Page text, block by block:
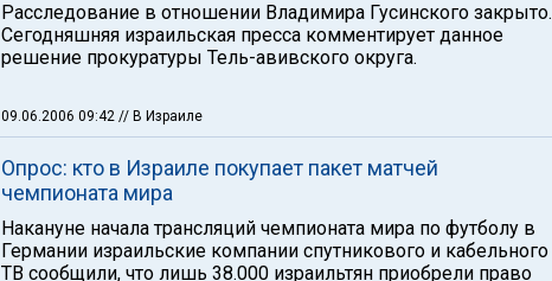
Расследование в отношении Владимира Гусинского закрыто.
Сегодняшняя израильская пресса комментирует данное
решение прокуратуры Тель-авивского округа.
09.06.2006 09:42 // В Израиле
Опрос: кто в Израиле покупает пакет матчей
чемпионата мира
Накануне начала трансляций чемпионата мира по футболу в
Германии израильские компании спутникового и кабельного
ТВ сообщили, что лишь 38.000 израильтян приобрели право